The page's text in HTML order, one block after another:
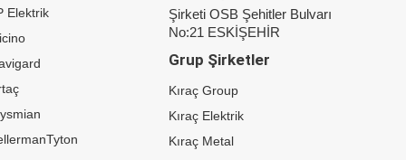
Elektrik
Şirketi OSB Şehitler Bulvarı
No:21 ESKİŞEHİR
Grup Şirketler
Kıraç Group
Kıraç Elektrik
Kıraç Metal